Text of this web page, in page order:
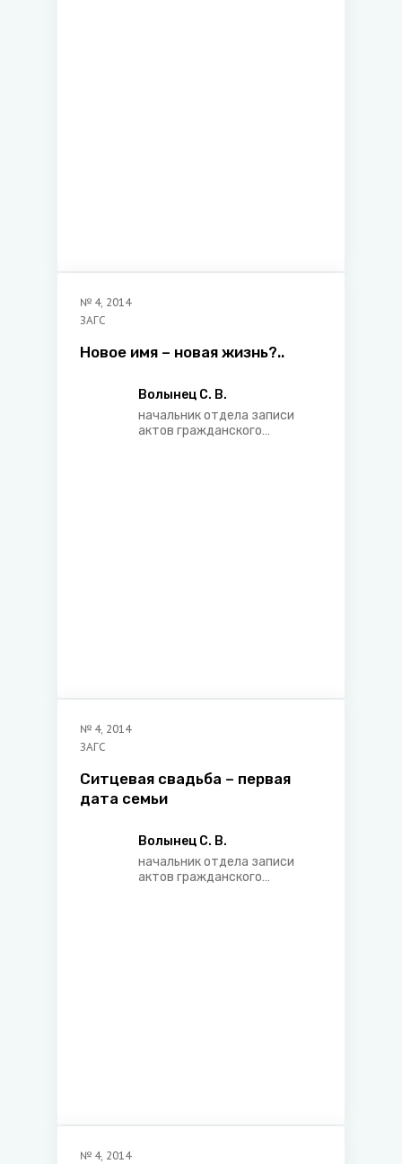
№ 4, 2014
ЗАГС
Новое имя – новая жизнь?..
Волынец С. В.
начальник отдела записи
актов гражданского
№ 4, 2014
ЗАГС
Ситцевая свадьба – первая
дата семьи
Волынец С. В.
начальник отдела записи
актов гражданского
№ 4, 2014